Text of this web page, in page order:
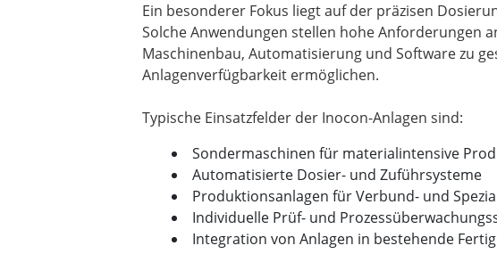
Ein besonderer Fokus liegt auf der präzisen
Solche Anwendungen stellen hohe Anforderungen
Maschinenbau, Automatisierung und Software zu
Anlagenverfügbarkeit ermöglichen.
Sondermaschinen für materialintensive
Automatisierte Dosier- und Zuführsysteme
Produktionsanlagen für Verbund- und
Individuelle Prüf- und
Integration von Anlagen in bestehende